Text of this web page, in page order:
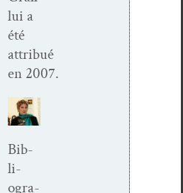
lui a
été
attribué
en 2007.
Bib­
li­
ogra­